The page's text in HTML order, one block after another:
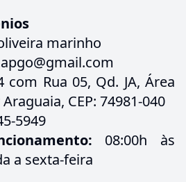
marinho
com Rua 05, Qd. JA, Área
CEP: 74981-040
5949
08:00h às
a sexta-feira